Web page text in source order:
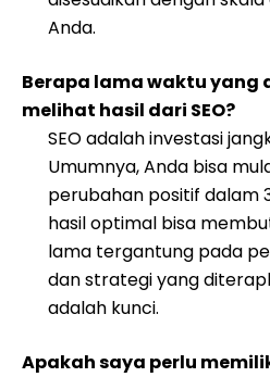
Anda.
Berapa lama waktu yang
melihat hasil dari SEO?
SEO adalah investasi
Umumnya, Anda bisa
perubahan positif dalam
hasil optimal bisa
lama tergantung pada
dan strategi yang
adalah kunci.
Apakah saya perlu